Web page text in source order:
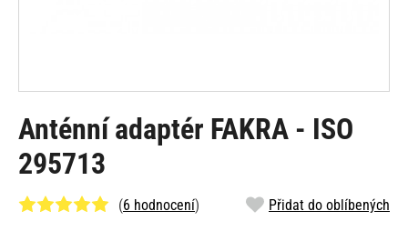
Anténní adaptér FAKRA - ISO
295713
(6 hodnocení) Přidat do oblíbených